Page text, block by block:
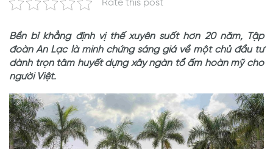
Rate this post
Bền bỉ khẳng định vị thế xuyên suốt hơn 20 năm, Tập
đoàn An Lạc là minh chứng sáng giá về một chủ đầu tư
dành trọn tâm huyết dựng xây ngàn tổ ấm hoàn mỹ cho
người Việt.